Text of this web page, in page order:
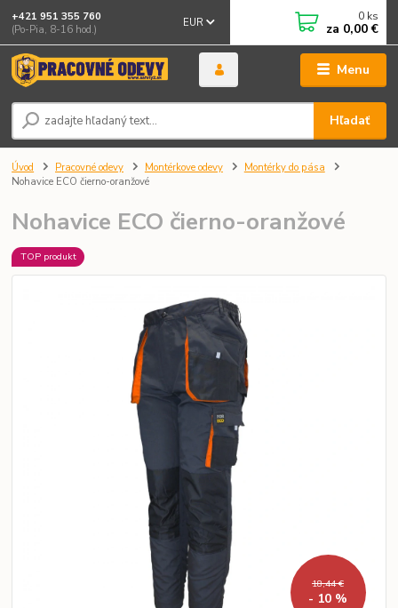
Menu
EUR
Hľadať
+421 951 355 760
(Po-Pia, 8-16 hod.)
0 ks
za 0,00 €
Úvod Pracovné odevy Montérkove odevy
Montérky do pása
Nohavice ECO čierno-oranžové
Nohavice ECO čierno-oranžové
TOP produkt
18,44 €
- 10 %